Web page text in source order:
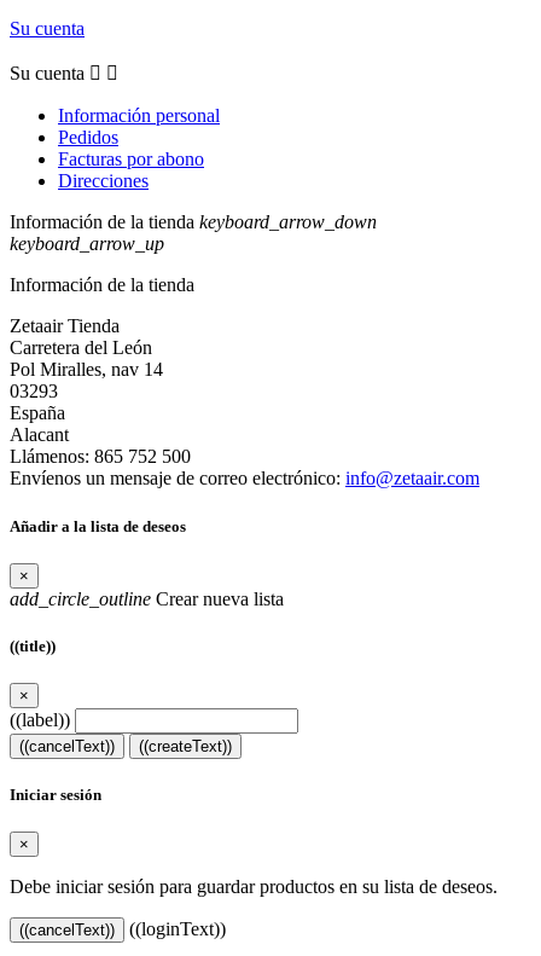
Su cuenta
Su cuenta  
Información personal
Pedidos
Facturas por abono
Direcciones
Información de la tienda keyboard_arrow_down
keyboard_arrow_up
Información de la tienda
Zetaair Tienda
Carretera del León
Pol Miralles, nav 14
03293
España
Alacant
Llámenos: 865 752 500
Envíenos un mensaje de correo electrónico: info@zetaair.com
Añadir a la lista de deseos
×
add_circle_outline Crear nueva lista
((title))
×
((label))
((cancelText)) ((createText))
Iniciar sesión
×
Debe iniciar sesión para guardar productos en su lista de deseos.
((cancelText)) ((loginText))